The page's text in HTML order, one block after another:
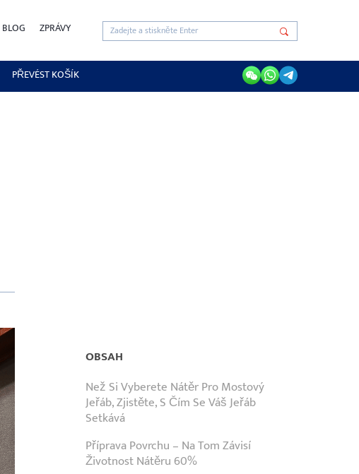
BLOG ZPRÁVY
PŘEVÉST KOŠÍK
OBSAH
Než Si Vyberete Nátěr Pro Mostový
Jeřáb, Zjistěte, S Čím Se Váš Jeřáb
Setkává
Příprava Povrchu – Na Tom Závisí
Životnost Nátěru 60%